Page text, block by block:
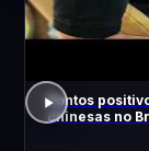
Pontos
chinesas no